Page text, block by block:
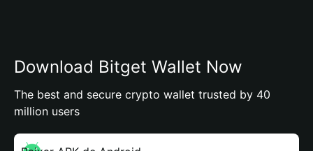
Download Bitget Wallet Now
The best and secure crypto wallet trusted by 40
million users